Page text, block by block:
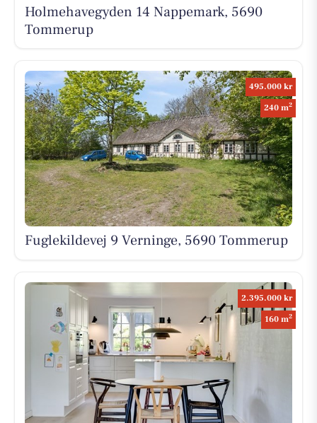
Holmehavegyden 14 Nappemark, 5690
Tommerup
495.000 kr
240 m2
Fuglekildevej 9 Verninge, 5690 Tommerup
2.395.000 kr
160 m2